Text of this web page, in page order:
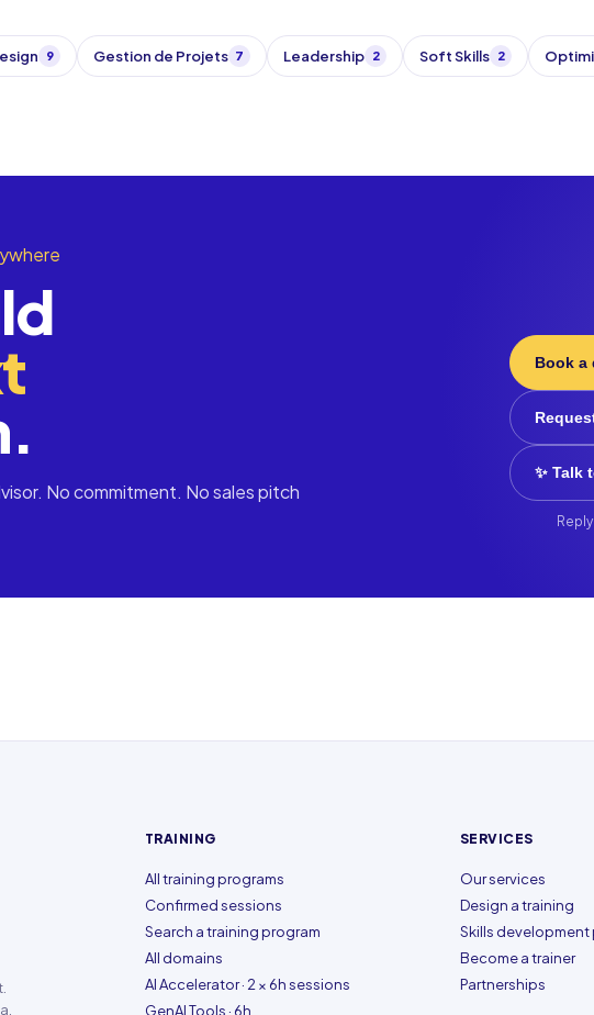
9 Gestion de Projets 7 Leadership 2 Soft Skills 2
No commitment. No sales pitch
Book a
✨ Talk
TRAINING
All training programs
Confirmed sessions
Search a training program
All domains
AI Accelerator · 2 × 6h sessions
GenAI Tools · 6h
SERVICES
Our services
Design a training
Skills development
Become a trainer
Partnerships